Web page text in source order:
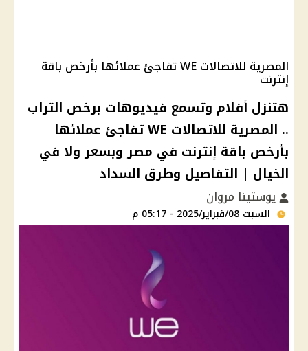
المصرية للاتصالات WE تفاجئ عملائها بأرخص باقة
إنترنت
هتنزل أفلام وتسمع فيديوهات برخص التراب
.. المصرية للاتصالات WE تفاجئ عملائها
بأرخص باقة إنترنت في مصر وبسعر ولا في
الخيال | التفاصيل وطرق السداد
يوستينا مروان
السبت 08/فبراير/2025 - 05:17 م